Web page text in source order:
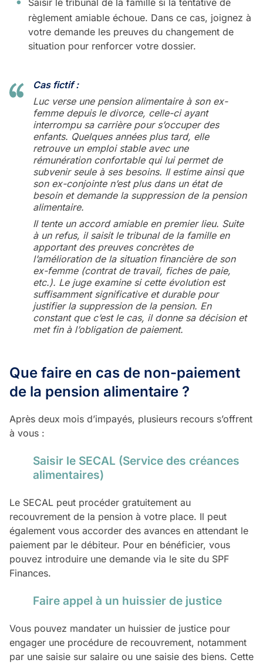
règlement amiable échoue. Dans ce cas, joignez à
votre demande les preuves du changement de
situation pour renforcer votre dossier.
Cas fictif :
Luc verse une pension alimentaire à son ex-
femme depuis le divorce, celle-ci ayant
interrompu sa carrière pour s’occuper des
enfants. Quelques années plus tard, elle
retrouve un emploi stable avec une
rémunération confortable qui lui permet de
subvenir seule à ses besoins. Il estime ainsi que
son ex-conjointe n’est plus dans un état de
besoin et demande la suppression de la pension
alimentaire.
Il tente un accord amiable en premier lieu. Suite
à un refus, il saisit le tribunal de la famille en
apportant des preuves concrètes de
l’amélioration de la situation financière de son
ex-femme (contrat de travail, fiches de paie,
etc.). Le juge examine si cette évolution est
suffisamment significative et durable pour
justifier la suppression de la pension. En
constant que c’est le cas, il donne sa décision et
met fin à l’obligation de paiement.
Que faire en cas de non-paiement
de la pension alimentaire ?
Après deux mois d’impayés, plusieurs recours s’offrent
à vous :
Saisir le SECAL (Service des créances
alimentaires)
Le SECAL peut procéder gratuitement au
recouvrement de la pension à votre place. Il peut
également vous accorder des avances en attendant le
paiement par le débiteur. Pour en bénéficier, vous
pouvez introduire une demande via le site du SPF
Finances.
Faire appel à un huissier de justice
Vous pouvez mandater un huissier de justice pour
engager une procédure de recouvrement, notamment
par une saisie sur salaire ou une saisie des biens. Cette